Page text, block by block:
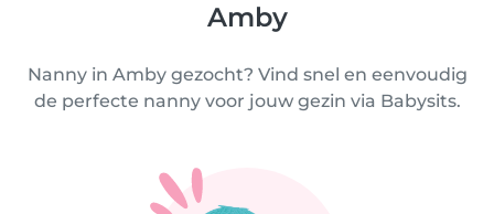
Amby
Nanny in Amby gezocht? Vind snel en eenvoudig
de perfecte nanny voor jouw gezin via Babysits.